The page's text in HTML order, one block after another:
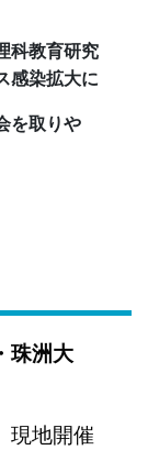
科教育研究
感染拡大に
りや
珠洲大
地開催